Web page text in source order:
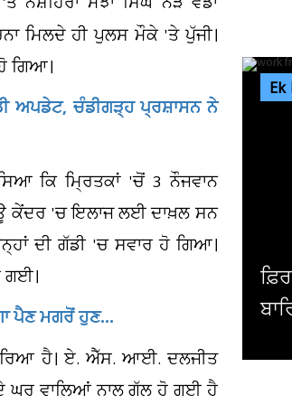
ਮਿਲਦੇ ਹੀ ਪੁਲਸ ਮੌਕੇ 'ਤੇ ਪੁੱਜੀ।
ਗਿਆ।
ਅਪਡੇਟ, ਚੰਡੀਗੜ੍ਹ ਪ੍ਰਸ਼ਾਸਨ ਨੇ
ਕਿ ਮ੍ਰਿਤਕਾਂ 'ਚੋਂ 3 ਨੌਜਵਾਨ
ਕੇਂਦਰ 'ਚ ਇਲਾਜ ਲਈ ਦਾਖ਼ਲ ਸਨ
ਦੀ ਗੱਡੀ 'ਚ ਸਵਾਰ ਹੋ ਗਿਆ।
ਗਈ।
ਪੈਣ ਮਗਰੋਂ ਹੁਣ...
ਹੈ। ਏ. ਐੱਸ. ਆਈ. ਦਲਜੀਤ
ਦੇ ਘਰ ਵਾਲਿਆਂ ਨਾਲ ਗੱਲ ਹੋ ਗਈ ਹੈ
Ek
ਫ਼ਿਰ ਸ਼ੁਰੂ
ਬਾਰਿਸ਼